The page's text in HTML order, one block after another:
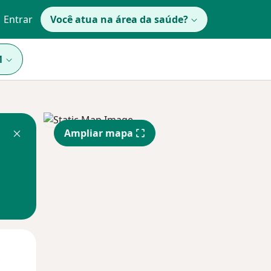
Entrar Você atua na área da saúde?
Ampliar mapa